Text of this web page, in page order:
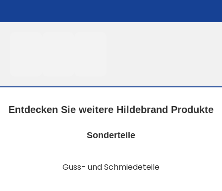
Entdecken Sie weitere Hildebrand Produkte
Sonderteile
Guss- und Schmiedeteile